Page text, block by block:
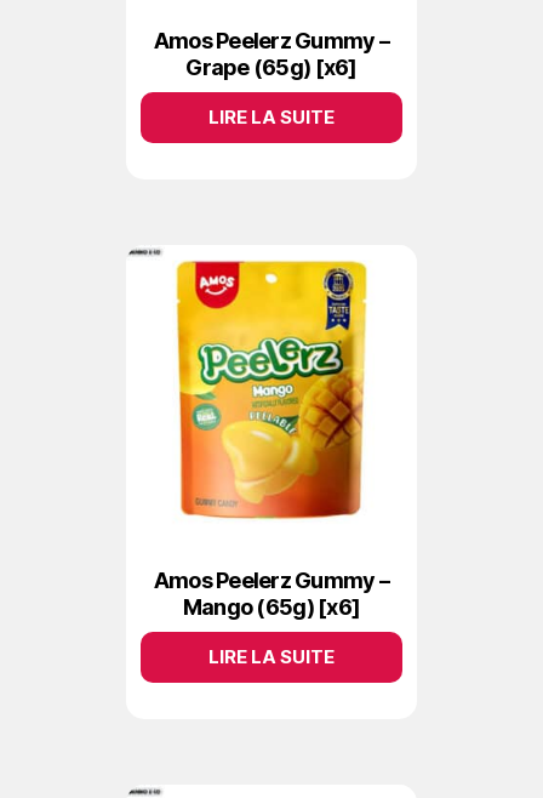
Amos Peelerz Gummy –
Grape (65g) [x6]
LIRE LA SUITE
Amos Peelerz Gummy –
Mango (65g) [x6]
LIRE LA SUITE